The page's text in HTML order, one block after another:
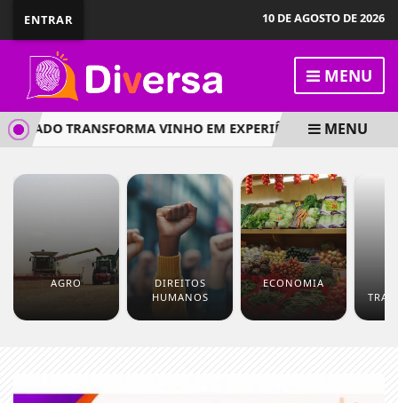
ENTRAR 10 DE AGOSTO DE 2026
MENU
TRANSFORMA VINHO EM EXPERIÊNCIA SENSORIAL EM
MENU
AGRO
DIREITOS
HUMANOS
ECONOMIA